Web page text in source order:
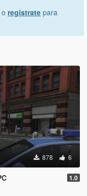
o regístrate para
878 6
1.0